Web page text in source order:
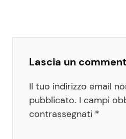
Lascia un
Il tuo indirizzo email
pubblicato. I campi
contrassegnati *